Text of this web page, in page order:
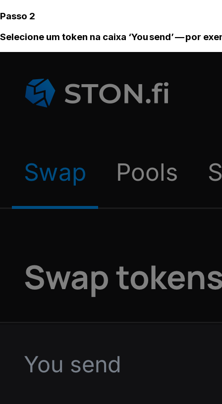
Passo 2
Selecione um token na caixa ‘You send’ — por